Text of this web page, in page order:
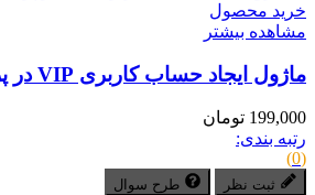
خرید محصول
مشاهده بیشتر
ماژول ایجاد حساب کاربری VIP در پرستاشاپ
199,000 تومان
رتبه بندی:
(0)
ثبت نظر طرح سوال